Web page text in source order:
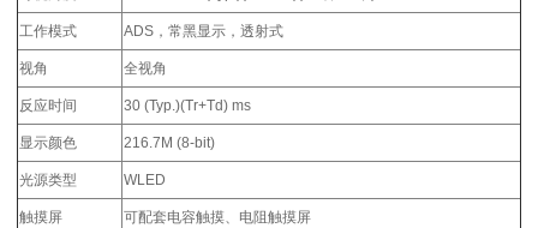
工作模式 ADS，常黑显示，透射式
视角 全视角
反应时间 30 (Typ.)(Tr+Td) ms
显示颜色 216.7M (8-bit)
光源类型 WLED
触摸屏 可配套电容触摸、电阻触摸屏